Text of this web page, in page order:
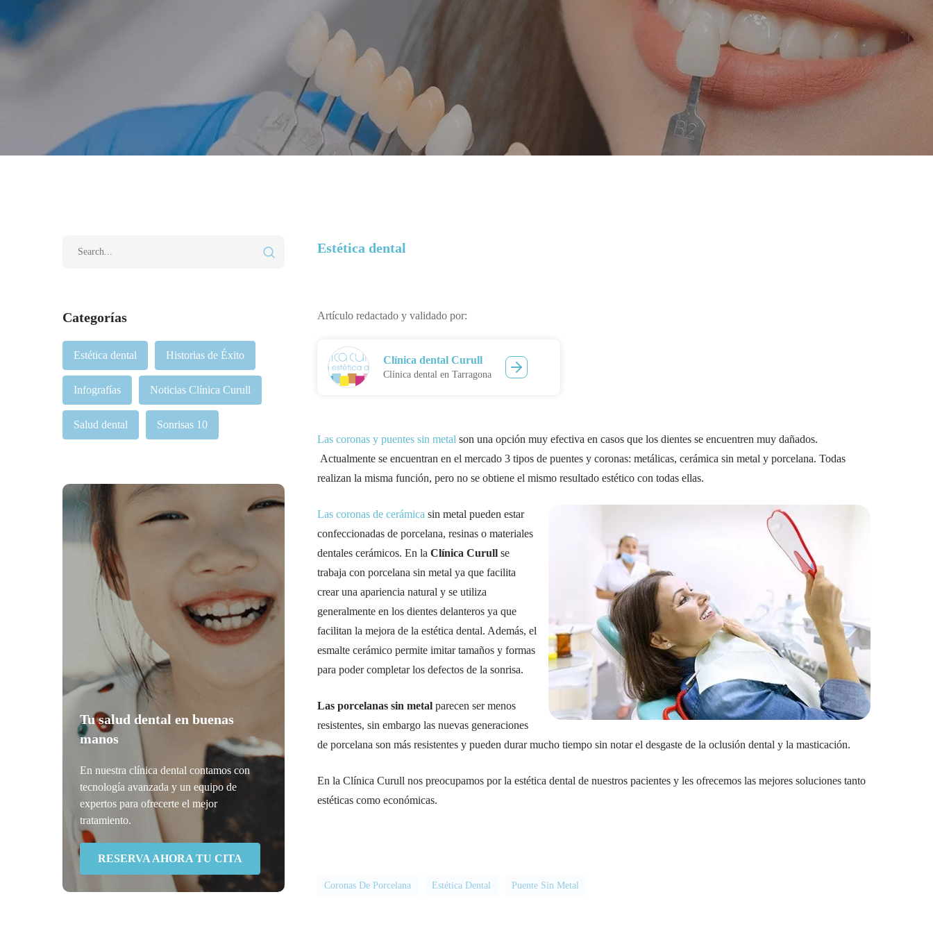
Categorías
Estética dental Historias de Éxito
Infografías Noticias Clínica Curull
Salud dental Sonrisas 10
Tu salud dental en buenas
manos
En nuestra clínica dental contamos con
tecnología avanzada y un equipo de
expertos para ofrecerte el mejor
tratamiento.
RESERVA AHORA TU CITA
Estética dental
Artículo redactado y validado por:
Clínica dental Curull
Clínica dental en Tarragona
Las coronas y puentes sin metal son una opción muy efectiva en casos que los dientes se encuentren muy dañados.
Actualmente se encuentran en el mercado 3 tipos de puentes y coronas: metálicas, cerámica sin metal y porcelana. Todas
realizan la misma función, pero no se obtiene el mismo resultado estético con todas ellas.
Las coronas de cerámica sin metal pueden estar
confeccionadas de porcelana, resinas o materiales
dentales cerámicos. En la Clínica Curullse
trabaja con porcelana sin metal ya que facilita
crear una apariencia natural y se utiliza
generalmente en los dientes delanteros ya que
facilitan la mejora de la estética dental. Además, el
esmalte cerámico permite imitar tamaños y formas
para poder completar los defectos de la sonrisa.
Las porcelanas sin metalparecen ser menos
resistentes, sin embargo las nuevas generaciones
de porcelana son más resistentes y pueden durar mucho tiempo sin notar el desgaste de la oclusión dental y la masticación.
En la Clínica Curull nos preocupamos por la estética dental de nuestros pacientes y les ofrecemos las mejores soluciones tanto
estéticas como económicas.
Coronas De Porcelana Estética Dental Puente Sin Metal